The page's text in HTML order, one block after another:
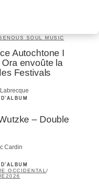
SOUL MUSIC
Autochtone I
envoûte la
Festivals
– Double
Cardin
OCCIDENTAL /
2026